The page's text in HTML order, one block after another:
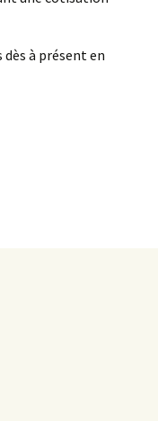
à présent en